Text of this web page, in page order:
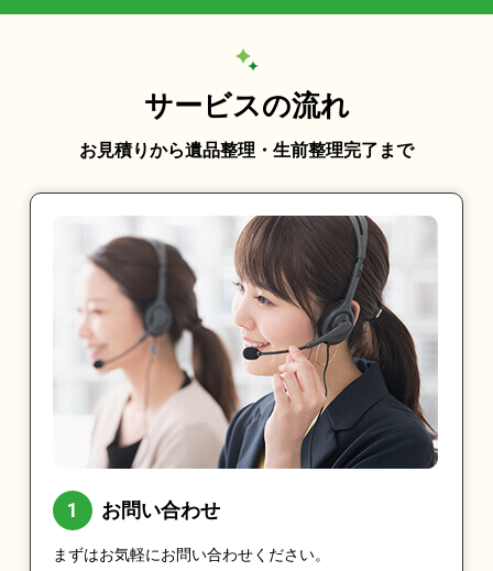
サービスの流れ
お見積りから遺品整理・生前整理完了まで
お問い合わせ
まずはお気軽にお問い合わせください。